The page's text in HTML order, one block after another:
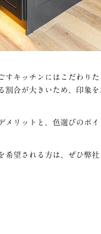
キッチンにはこだわりた
合が大きいため、印象を
リットと、色選びのポイ
望される方は、ぜひ弊